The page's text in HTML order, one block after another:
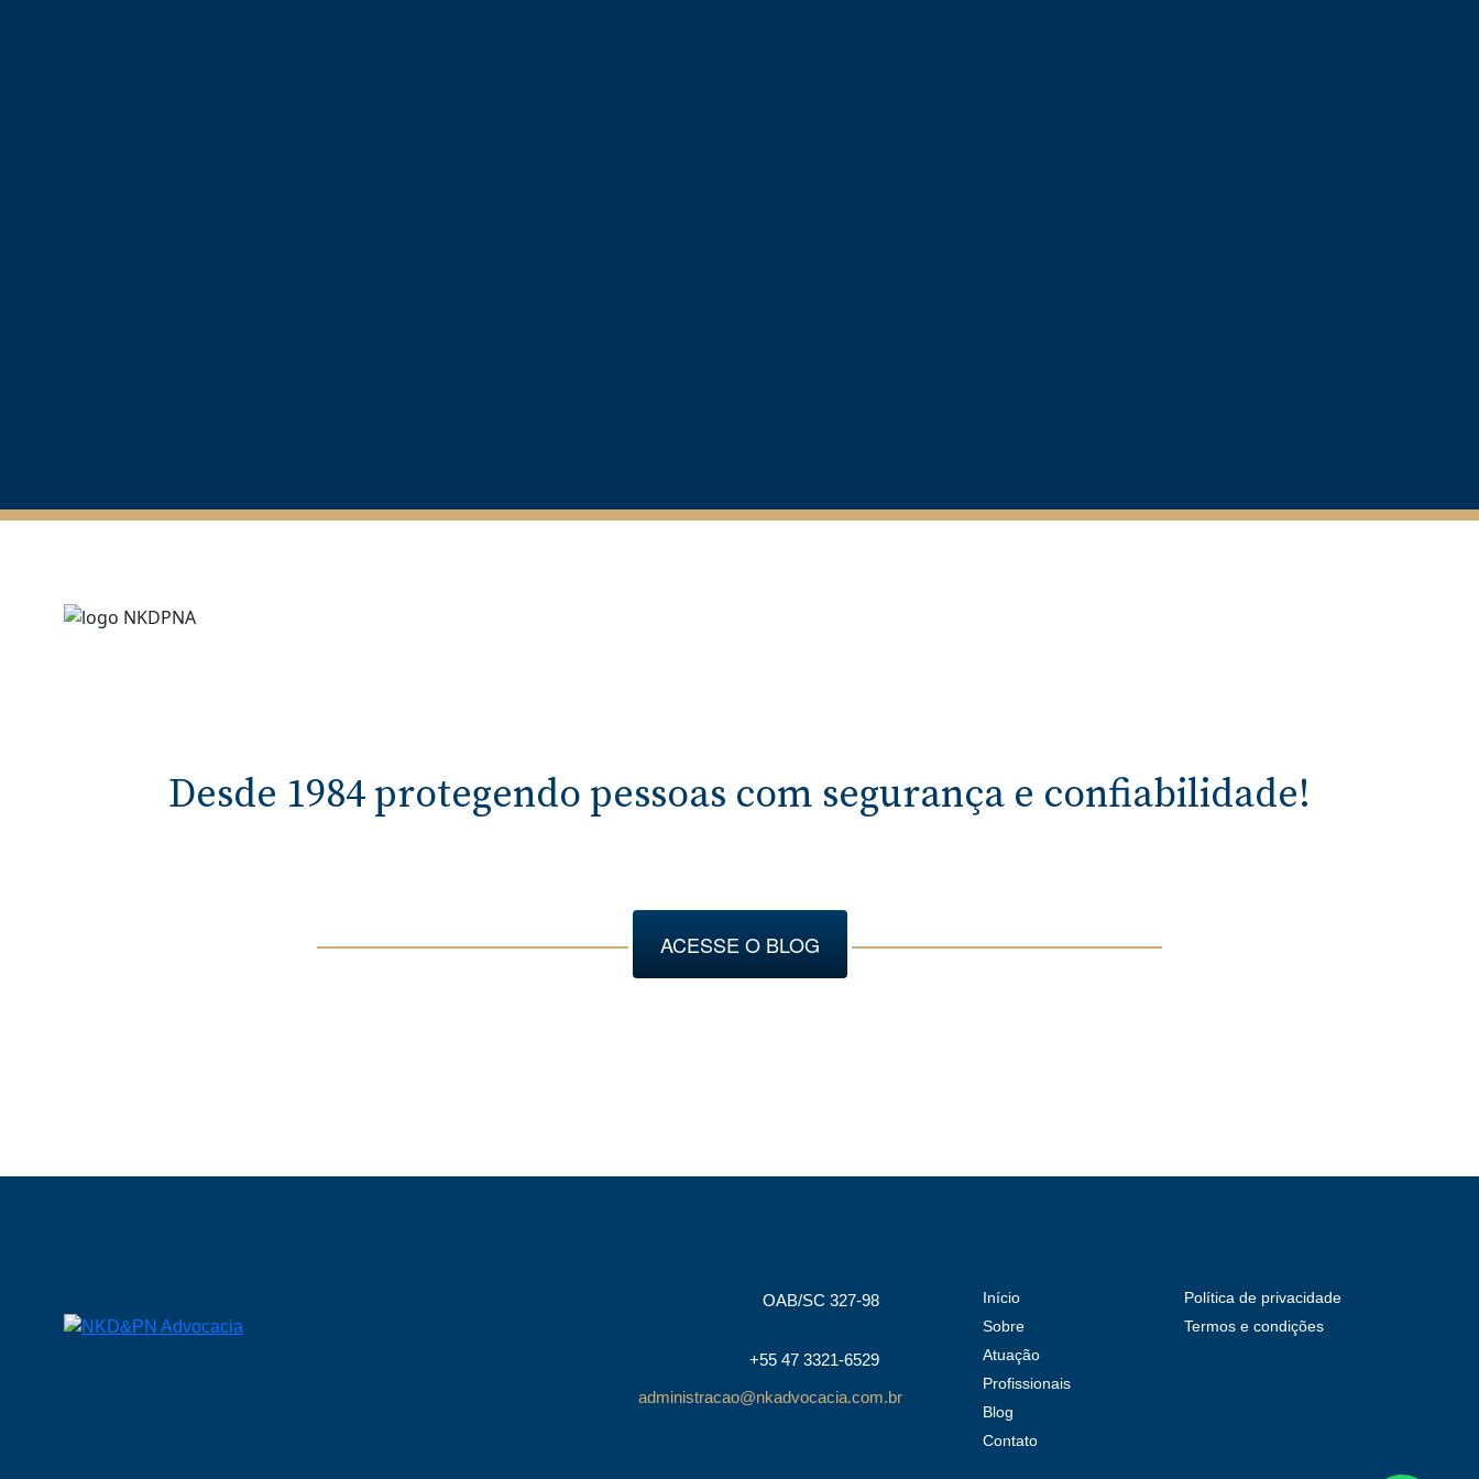
Desde 1984 protegendo pessoas com segurança e confiabilidade!
ACESSE O BLOG
OAB/SC 327-98
+55 47 3321-6529
administracao@nkadvocacia.com.br
Início
Sobre
Atuação
Profissionais
Blog
Contato
Política de privacidade
Termos e condições